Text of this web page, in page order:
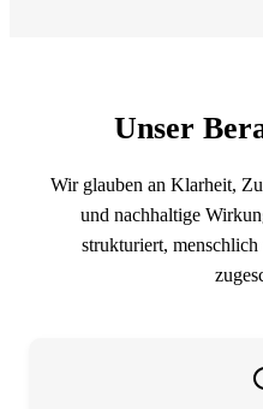
Unser
Wir glauben an Klarheit,
und nachhaltige
strukturiert,